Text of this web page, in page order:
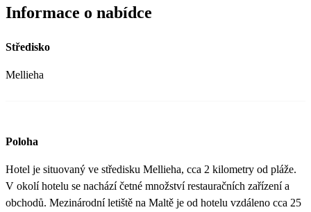
Informace o nabídce
Středisko
Mellieha
Poloha
Hotel je situovaný ve středisku Mellieha, cca 2 kilometry od pláže.
V okolí hotelu se nachází četné množství restauračních zařízení a
obchodů. Mezinárodní letiště na Maltě je od hotelu vzdáleno cca 25